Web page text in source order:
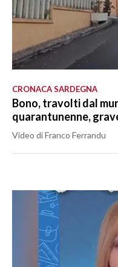
CRONACA SARDEGNA
Bono, travolti dal
quarantunenne,
Video di Franco Ferrandu